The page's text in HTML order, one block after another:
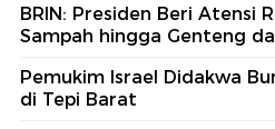
BRIN: Presiden Beri Atensi
Sampah hingga Genteng
Pemukim Israel Didakwa
di Tepi Barat